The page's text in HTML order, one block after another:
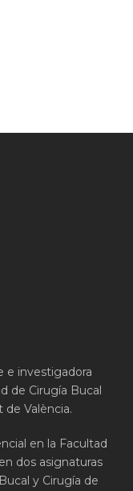
e investigadora
de Cirugía Bucal
València.
en la Facultad
dos asignaturas
y Cirugía de